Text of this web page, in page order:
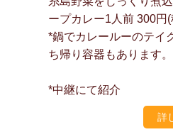
ープカレー1人前 300円
*鍋でカレールーのテイ
ち帰り容器もあります。
*中継にて紹介
詳